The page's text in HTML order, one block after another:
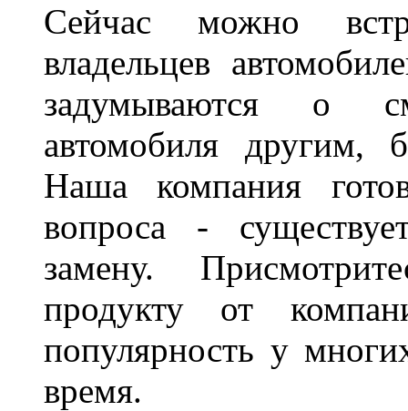
Сейчас можно
владельцев
задумываются о
автомобиля другим,
Наша компания
вопроса -
замену.
продукту от
популярность у
время.